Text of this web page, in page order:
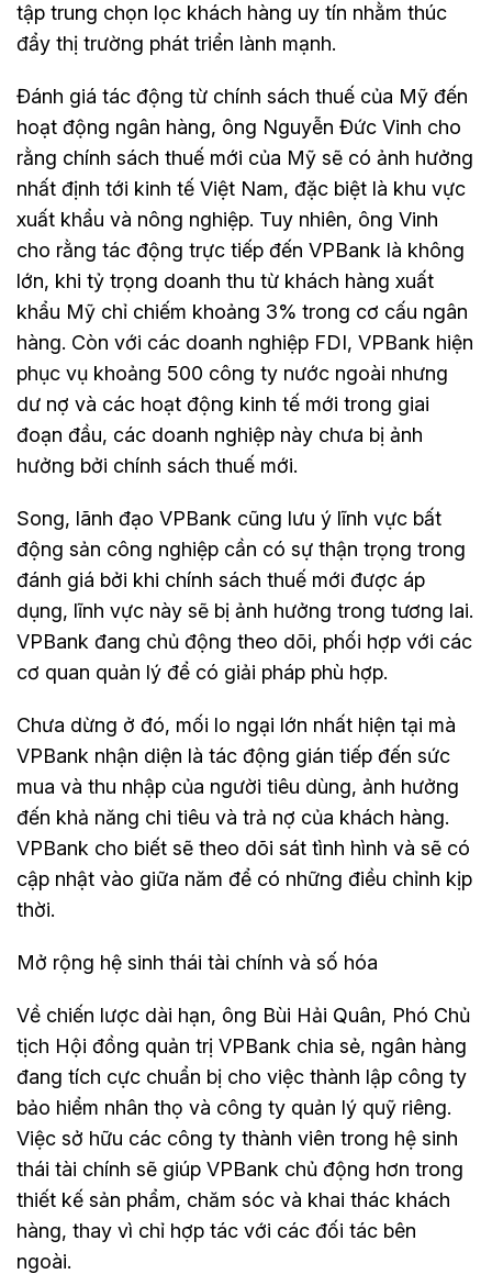
tập trung chọn lọc khách hàng uy tín nhằm thúc
đẩy thị trường phát triển lành mạnh.
Đánh giá tác động từ chính sách thuế của Mỹ đến
hoạt động ngân hàng, ông Nguyễn Đức Vinh cho
rằng chính sách thuế mới của Mỹ sẽ có ảnh hưởng
nhất định tới kinh tế Việt Nam, đặc biệt là khu vực
xuất khẩu và nông nghiệp. Tuy nhiên, ông Vinh
cho rằng tác động trực tiếp đến VPBank là không
lớn, khi tỷ trọng doanh thu từ khách hàng xuất
khẩu Mỹ chỉ chiếm khoảng 3% trong cơ cấu ngân
hàng. Còn với các doanh nghiệp FDI, VPBank hiện
phục vụ khoảng 500 công ty nước ngoài nhưng
dư nợ và các hoạt động kinh tế mới trong giai
đoạn đầu, các doanh nghiệp này chưa bị ảnh
hưởng bởi chính sách thuế mới.
Song, lãnh đạo VPBank cũng lưu ý lĩnh vực bất
động sản công nghiệp cần có sự thận trọng trong
đánh giá bởi khi chính sách thuế mới được áp
dụng, lĩnh vực này sẽ bị ảnh hưởng trong tương lai.
VPBank đang chủ động theo dõi, phối hợp với các
cơ quan quản lý để có giải pháp phù hợp.
Chưa dừng ở đó, mối lo ngại lớn nhất hiện tại mà
VPBank nhận diện là tác động gián tiếp đến sức
mua và thu nhập của người tiêu dùng, ảnh hưởng
đến khả năng chi tiêu và trả nợ của khách hàng.
VPBank cho biết sẽ theo dõi sát tình hình và sẽ có
cập nhật vào giữa năm để có những điều chỉnh kịp
thời.
Mở rộng hệ sinh thái tài chính và số hóa
Về chiến lược dài hạn, ông Bùi Hải Quân, Phó Chủ
tịch Hội đồng quản trị VPBank chia sẻ, ngân hàng
đang tích cực chuẩn bị cho việc thành lập công ty
bảo hiểm nhân thọ và công ty quản lý quỹ riêng.
Việc sở hữu các công ty thành viên trong hệ sinh
thái tài chính sẽ giúp VPBank chủ động hơn trong
thiết kế sản phẩm, chăm sóc và khai thác khách
hàng, thay vì chỉ hợp tác với các đối tác bên
ngoài.